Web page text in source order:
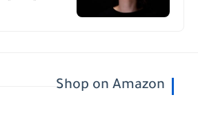
Shop on Amazon